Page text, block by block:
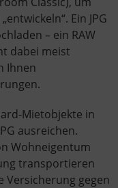
Ein JPG
– ein RAW
dabei meist
Ihnen
Mietobjekte in
ausreichen.
Wohneigentum
transportieren
Versicherung gegen